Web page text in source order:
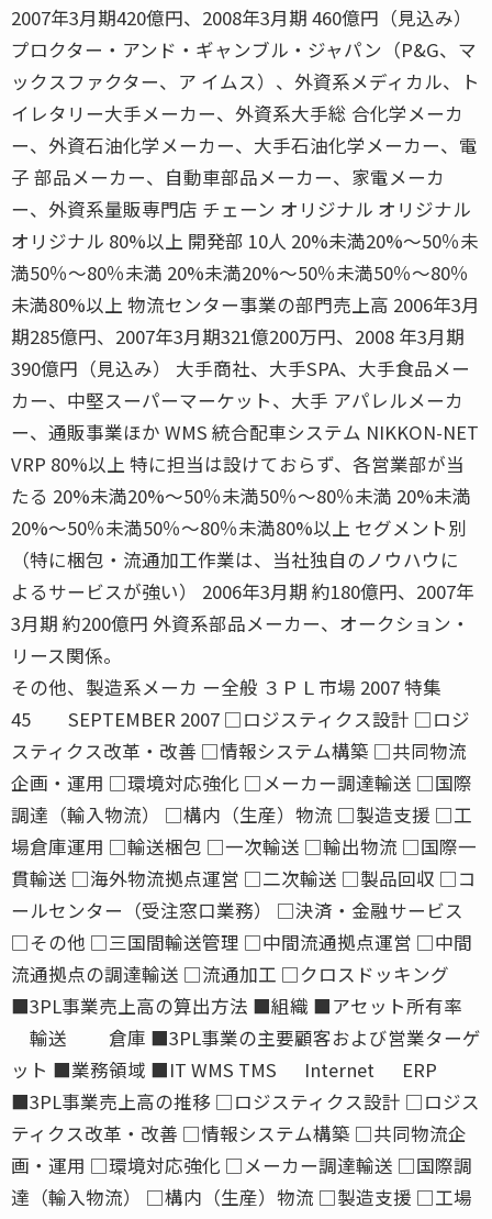
2007年3月期420億円、2008年3月期 460億円（見込み）
プロクター・アンド・ギャンブル・ジャパン（P&G、マ
ックスファクター、ア イムス）、外資系メディカル、ト
イレタリー大手メーカー、外資系大手総 合化学メーカ
ー、外資石油化学メーカー、大手石油化学メーカー、電
子 部品メーカー、自動車部品メーカー、家電メーカ
ー、外資系量販専門店 チェーン オリジナル オリジナル
オリジナル 80%以上 開発部 10人 20%未満20%〜50％未
満50％〜80％未満 20%未満20%〜50％未満50％〜80％
未満80%以上 物流センター事業の部門売上高 2006年3月
期285億円、2007年3月期321億200万円、2008 年3月期
390億円（見込み） 大手商社、大手SPA、大手食品メー
カー、中堅スーパーマーケット、大手 アパレルメーカ
ー、通販事業ほか WMS 統合配車システム NIKKON-NET
VRP 80%以上 特に担当は設けておらず、各営業部が当
たる 20%未満20%〜50％未満50％〜80％未満 20%未満
20%〜50％未満50％〜80％未満80%以上 セグメント別
（特に梱包・流通加工作業は、当社独自のノウハウに
よるサービスが強い） 2006年3月期 約180億円、2007年
3月期 約200億円 外資系部品メーカー、オークション・
リース関係。
その他、製造系メーカ ー全般 ３ＰＬ市場 2007 特集
45 SEPTEMBER 2007 □ロジスティクス設計 □ロジ
スティクス改革・改善 □情報システム構築 □共同物流
企画・運用 □環境対応強化 □メーカー調達輸送 □国際
調達（輸入物流） □構内（生産）物流 □製造支援 □工
場倉庫運用 □輸送梱包 □一次輸送 □輸出物流 □国際一
貫輸送 □海外物流拠点運営 □二次輸送 □製品回収 □コ
ールセンター（受注窓口業務） □決済・金融サービス
□その他 □三国間輸送管理 □中間流通拠点運営 □中間
流通拠点の調達輸送 □流通加工 □クロスドッキング
■3PL事業売上高の算出方法 ■組織 ■アセット所有率
輸送 倉庫 ■3PL事業の主要顧客および営業ターゲ
ット ■業務領域 ■IT WMS TMS Internet ERP
■3PL事業売上高の推移 □ロジスティクス設計 □ロジス
ティクス改革・改善 □情報システム構築 □共同物流企
画・運用 □環境対応強化 □メーカー調達輸送 □国際調
達（輸入物流） □構内（生産）物流 □製造支援 □工場